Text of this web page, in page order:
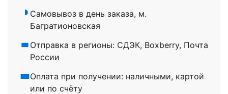
Самовывоз в день заказа, м.
Багратионовская
Отправка в регионы: СДЭК, Boxberry, Почта
России
Оплата при получении: наличными, картой
или по счёту